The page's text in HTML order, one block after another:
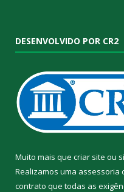
DESENVOLVIDO POR CR2
Muito mais que criar site ou
Realizamos uma assessoria
contrato que todas as